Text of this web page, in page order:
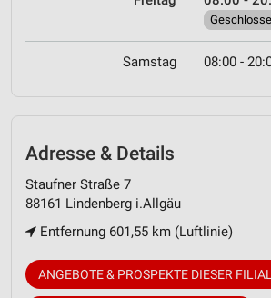
Samstag 08:00 -
Adresse & Details
Staufner Straße 7
88161 Lindenberg i.Allgäu
Entfernung 601,55 km (Luftlinie)
ANGEBOTE & PROSPEKTE DIESER